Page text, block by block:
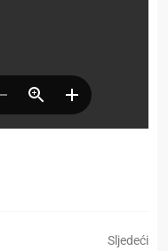
Sljedeći